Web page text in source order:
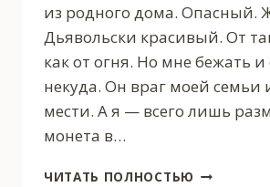
из родного дома. Опасный.
Дьявольски красивый. От
как от огня. Но мне бежать и
некуда. Он враг моей семьи
мести. А я — всего лишь
монета в…
ЧИТАТЬ ПОЛНОСТЬЮ